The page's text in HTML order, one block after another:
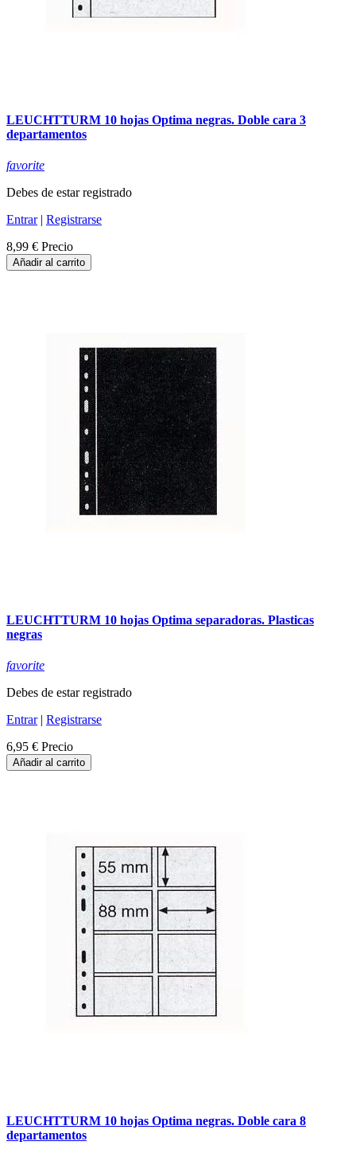
LEUCHTTURM 10 hojas Optima negras. Doble cara 3
departamentos
favorite
Debes de estar registrado
Entrar| Registrarse
8,99 € Precio
Añadir al carrito
LEUCHTTURM 10 hojas Optima separadoras. Plasticas
negras
favorite
Debes de estar registrado
Entrar| Registrarse
6,95 € Precio
Añadir al carrito
LEUCHTTURM 10 hojas Optima negras. Doble cara 8
departamentos